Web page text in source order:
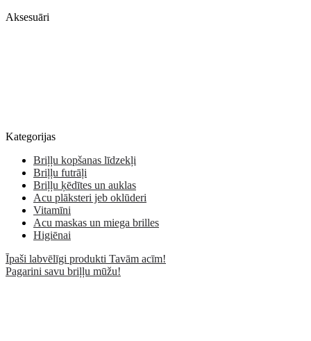
Aksesuāri
Kategorijas
Briļļu kopšanas līdzekļi
Briļļu futrāļi
Briļļu ķēdītes un auklas
Acu plāksteri jeb oklūderi
Vitamīni
Acu maskas un miega brilles
Higiēnai
Īpaši labvēlīgi produkti Tavām acīm!
Pagarini savu briļļu mūžu!